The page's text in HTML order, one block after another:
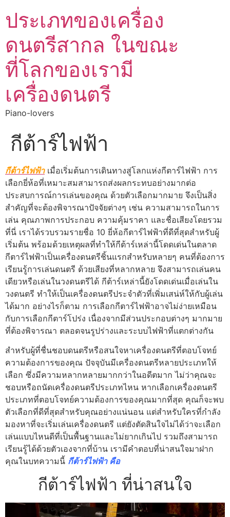
ประเภทของเครื่อง
ดนตรีสากล ในขณะ
ที่โลกของเรามี
เครื่องดนตรี
Piano-lovers
กีต้าร์ไฟฟ้า
กีต้าร์ไฟฟ้าเมื่อเริ่มต้นการเดินทางสู่โลกแห่งกีตาร์ไฟฟ้า การ
เลือกยี่ห้อที่เหมาะสมสามารถส่งผลกระทบอย่างมากต่อ
ประสบการณ์การเล่นของคุณ ด้วยตัวเลือกมากมาย จึงเป็นสิ่ง
สำคัญที่จะต้องพิจารณาปัจจัยต่างๆ เช่น ความสามารถในการ
เล่น คุณภาพการประกอบ ความคุ้มราคา และชื่อเสียงโดยรวม
ที่นี่ เราได้รวบรวมรายชื่อ 10 ยี่ห้อกีตาร์ไฟฟ้าที่ดีที่สุดสำหรับผู้
เริ่มต้น พร้อมด้วยเหตุผลที่ทำให้กีต้าร์เหล่านี้โดดเด่นในตลาด
กีตาร์ไฟฟ้าเป็นเครื่องดนตรีชิ้นแรกสำหรับหลายๆ คนที่ต้องการ
เรียนรู้การเล่นดนตรี ด้วยเสียงที่หลากหลาย จึงสามารถเล่นคน
เดียวหรือเล่นในวงดนตรีได้ กีต้าร์เหล่านี้ยังโดดเด่นเมื่อเล่นใน
วงดนตรี ทำให้เป็นเครื่องดนตรีประจำตัวที่เพิ่มเสน่ห์ให้กับผู้เล่น
ได้มาก อย่างไรก็ตาม การเลือกกีตาร์ไฟฟ้าอาจไม่ง่ายเหมือน
กับการเลือกกีตาร์โปร่ง เนื่องจากมีส่วนประกอบต่างๆ มากมาย
ที่ต้องพิจารณา ตลอดจนรูปร่างและระบบไฟฟ้าที่แตกต่างกัน
สำหรับผู้ที่ชื่นชอบดนตรีหรือสนใจหาเครื่องดนตรีที่ตอบโจทย์
ความต้องการของคุณ ปัจจุบันมีเครื่องดนตรีหลายประเภทให้
เลือก ซึ่งมีความหลากหลายมากกว่าในอดีตมาก ไม่ว่าคุณจะ
ชอบหรือถนัดเครื่องดนตรีประเภทไหน หากเลือกเครื่องดนตรี
ประเภทที่ตอบโจทย์ความต้องการของคุณมากที่สุด คุณก็จะพบ
ตัวเลือกที่ดีที่สุดสำหรับคุณอย่างแน่นอน แต่สำหรับใครที่กำลัง
มองหาที่จะเริ่มเล่นเครื่องดนตรี แต่ยังตัดสินใจไม่ได้ว่าจะเลือก
เล่นแบบไหนดีที่เป็นพื้นฐานและไม่ยากเกินไป รวมถึงสามารถ
เรียนรู้ได้ด้วยตัวเองจากที่บ้าน เรามีคำตอบที่น่าสนใจมาฝาก
คุณในบทความนี้ กีต้าร์ไฟฟ้า คือ
กีต้าร์ไฟฟ้า ที่น่าสนใจ